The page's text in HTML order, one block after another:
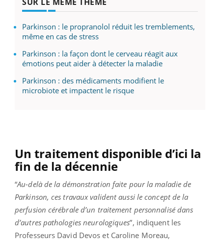
Parkinson : le propranolol réduit les tremblements,
même en cas de stress
Parkinson : la façon dont le cerveau réagit aux
émotions peut aider à détecter la maladie
Parkinson : des médicaments modifient le
microbiote et impactent le risque
Un traitement disponible d’ici la
fin de la décennie
“Au-delà de la démonstration faite pour la maladie de
Parkinson, ces travaux valident aussi le concept de la
perfusion cérébrale d’un traitement personnalisé dans
d’autres pathologies neurologiques”, indiquent les
Professeurs David Devos et Caroline Moreau,